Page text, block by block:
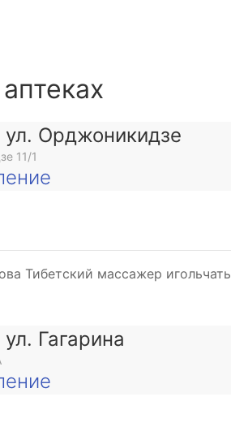
Орджоникидзе
11/1
Тибетский массажер
Гагарина